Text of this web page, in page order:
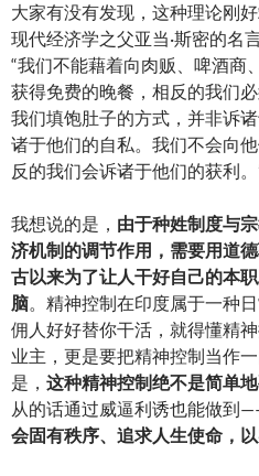
大家有没有发现，这种理论刚
现代经济学之父亚当·斯密的
“我们不能藉着向肉贩、啤酒商
获得免费的晚餐，相反的我们
我们填饱肚子的方式，并非诉
诸于他们的自私。我们不会向
反的我们会诉诸于他们的获利。
我想说的是， 由于种姓制度与
济机制的调节作用，需要用道
古以来为了让人干好自己的本
脑。精神控制在印度属于一种
佣人好好替你干活，就得懂精
业主，更是要把精神控制当作
是， 这种精神控制绝不是简单
从的话通过威逼利诱也能做到
会固有秩序、追求人生使命，